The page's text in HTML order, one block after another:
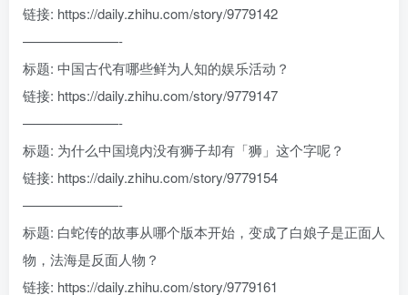
链接: https://daily.zhihu.com/story/9779142
———————-
标题: 中国古代有哪些鲜为人知的娱乐活动？
链接: https://daily.zhihu.com/story/9779147
———————-
标题: 为什么中国境内没有狮子却有「狮」这个字呢？
链接: https://daily.zhihu.com/story/9779154
———————-
标题: 白蛇传的故事从哪个版本开始，变成了白娘子是正面人
物，法海是反面人物？
链接: https://daily.zhihu.com/story/9779161